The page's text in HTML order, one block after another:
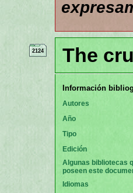
2124 The
Información
Autores
Año
Tipo
Edición
Algunas bibliotecas
poseen este
Idiomas